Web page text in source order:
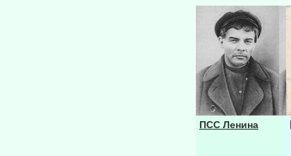
ПСС Ленина